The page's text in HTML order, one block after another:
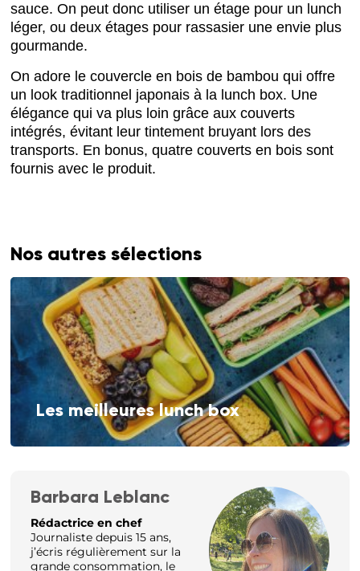
sauce. On peut donc utiliser un étage pour un lunch
léger, ou deux étages pour rassasier une envie plus
gourmande.
On adore le couvercle en bois de bambou qui offre
un look traditionnel japonais à la lunch box. Une
élégance qui va plus loin grâce aux couverts
intégrés, évitant leur tintement bruyant lors des
transports. En bonus, quatre couverts en bois sont
fournis avec le produit.
Nos autres sélections
Les meilleures lunch box
Barbara Leblanc
Rédactrice en chef
Journaliste depuis 15 ans,
j’écris régulièrement sur la
grande consommation, le